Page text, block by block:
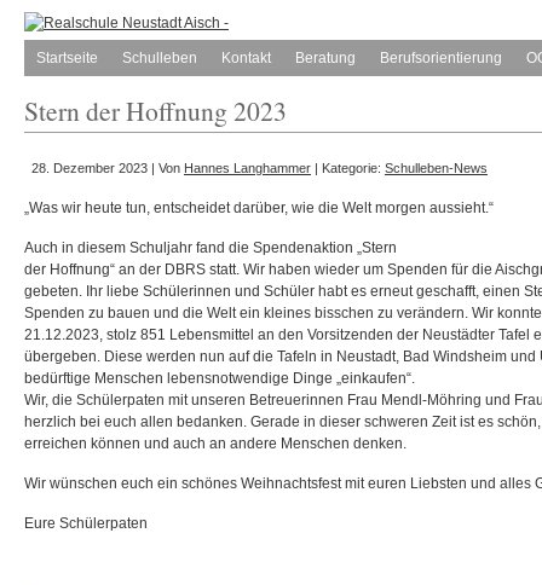
Startseite Schulleben Kontakt Beratung Berufsorientierung
Stern der Hoffnung 2023
28. Dezember 2023 | Von Hannes Langhammer | Kategorie: Schulleben-News
„Was wir heute tun, entscheidet darüber, wie die Welt morgen aussieht.“
Auch in diesem Schuljahr fand die Spendenaktion „Stern
der Hoffnung“ an der DBRS statt. Wir haben wieder um Spenden für die
gebeten. Ihr liebe Schülerinnen und Schüler habt es erneut geschafft, einen
Spenden zu bauen und die Welt ein kleines bisschen zu verändern. Wir
21.12.2023, stolz 851 Lebensmittel an den Vorsitzenden der Neustädter Tafel
übergeben. Diese werden nun auf die Tafeln in Neustadt, Bad Windsheim
bedürftige Menschen lebensnotwendige Dinge „einkaufen“.
Wir, die Schülerpaten mit unseren Betreuerinnen Frau Mendl-Möhring und
herzlich bei euch allen bedanken. Gerade in dieser schweren Zeit ist es
erreichen können und auch an andere Menschen denken.
Wir wünschen euch ein schönes Weihnachtsfest mit euren Liebsten und alles
Eure Schülerpaten